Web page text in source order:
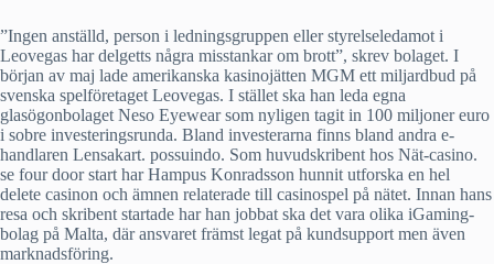
”Ingen anställd, person i ledningsgruppen eller styrelseledamot i
Leovegas har delgetts några misstankar om brott”, skrev bolaget. I
början av maj lade amerikanska kasinojätten MGM ett miljardbud på
svenska spelföretaget Leovegas. I stället ska han leda egna
glasögonbolaget Neso Eyewear som nyligen tagit in 100 miljoner euro
i sobre investeringsrunda. Bland investerarna finns bland andra e-
handlaren Lensakart. possuindo. Som huvudskribent hos Nät-casino.
se four door start har Hampus Konradsson hunnit utforska en hel
delete casinon och ämnen relaterade till casinospel på nätet. Innan hans
resa och skribent startade har han jobbat ska det vara olika iGaming-
bolag på Malta, där ansvaret främst legat på kundsupport men även
marknadsföring.